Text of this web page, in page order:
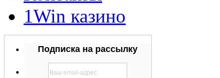
1Win казино
Подписка на рассылку